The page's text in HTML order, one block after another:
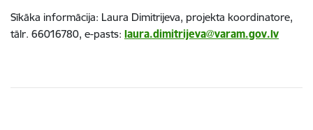
Sīkāka informācija: Laura Dimitrijeva, projekta koordinatore,
tālr. 66016780, e-pasts: laura.dimitrijeva@varam.gov.lv